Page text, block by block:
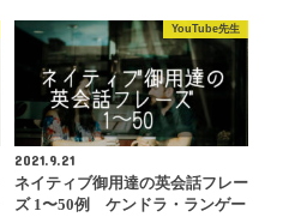
YouTube先生
2021.9.21
ネイティブ御用達の英会話フレー
ズ 1〜50例 ケンドラ・ランゲー